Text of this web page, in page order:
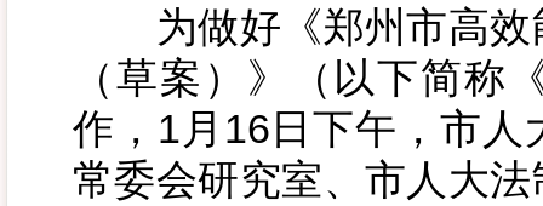
为做好《郑州市高效
（草案）》（以下简称
作，1月16日下午，市人
常委会研究室、市人大